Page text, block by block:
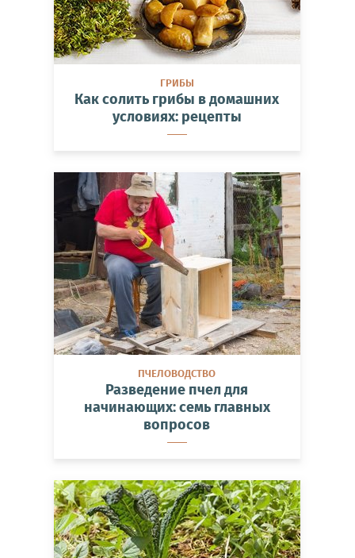
ГРИБЫ
Как солить грибы в домашних
условиях: рецепты
ПЧЕЛОВОДСТВО
Разведение пчел для
начинающих: семь главных
вопросов